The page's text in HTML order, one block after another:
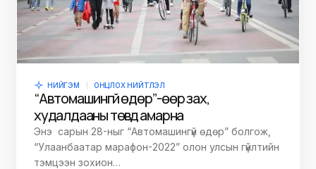
НИЙГЭМ ОНЦЛОХ НИЙТЛЭЛ
“Автомашингүй өдөр”-өөр зах,
худалдааны төвүүд амарна
Энэ сарын 28-ныг “Автомашингүй өдөр” болгож,
“Улаанбаатар марафон-2022” олон улсын гүйлтийн
тэмцээн зохион…